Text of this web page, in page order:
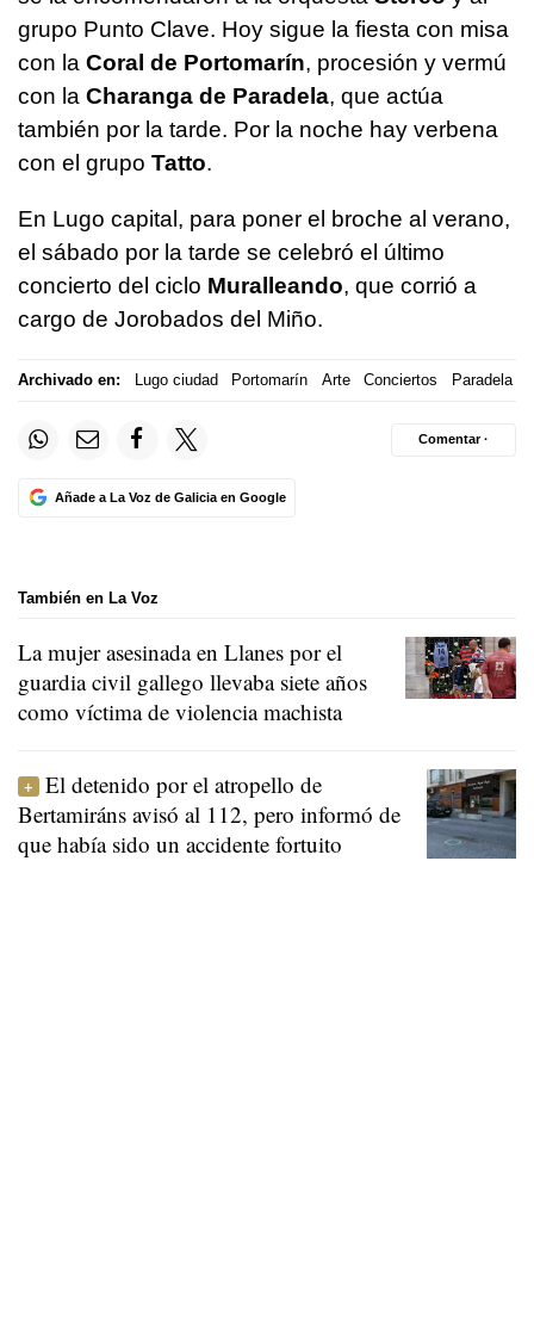
grupo Punto Clave. Hoy sigue la fiesta con misa
con la Coral de Portomarín, procesión y vermú
con la Charanga de Paradela, que actúa
también por la tarde. Por la noche hay verbena
con el grupo Tatto.
En Lugo capital, para poner el broche al verano,
el sábado por la tarde se celebró el último
concierto del ciclo Muralleando, que corrió a
cargo de Jorobados del Miño.
Archivado en: Lugo ciudad Portomarín Arte Conciertos Paradela
Añade a La Voz de Galicia en Google
Comentar ·
También en La Voz
La mujer asesinada en Llanes por el
guardia civil gallego llevaba siete años
como víctima de violencia machista
El detenido por el atropello de
Bertamiráns avisó al 112, pero informó de
que había sido un accidente fortuito